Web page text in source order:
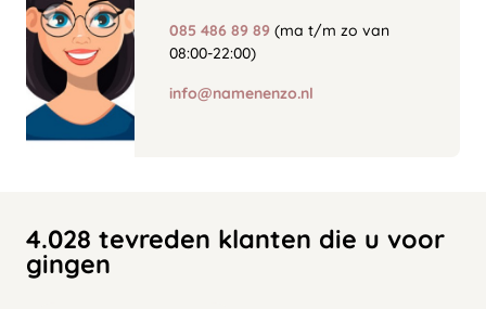
085 486 89 89 (ma t/m zo van
08:00-22:00)
info@namenenzo.nl
4.028 tevreden klanten die u voor
gingen